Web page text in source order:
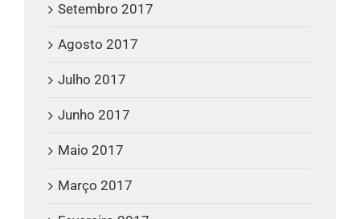
Setembro 2017
Agosto 2017
Julho 2017
Junho 2017
Maio 2017
Março 2017